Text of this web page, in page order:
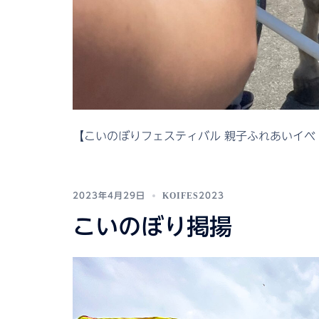
【こいのぼりフェスティバル 親子ふれあいイ
2023年4月29日 KOIFES2023
こいのぼり掲揚